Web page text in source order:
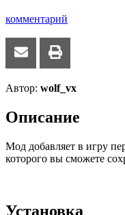
комментарий
Автор: wolf_vx
Описание
Мод добавляет в игру
которого вы сможете
Установка